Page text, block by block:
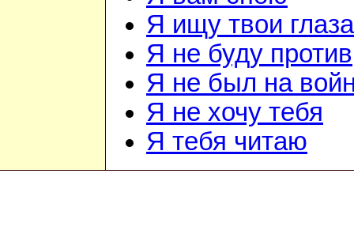
Я ищу твои глаза
Я не буду против
Я не был на
Я не хочу тебя
Я тебя читаю